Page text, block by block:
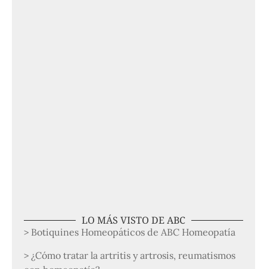
LO MÁS VISTO DE ABC
> Botiquines Homeopáticos de ABC Homeopatía
> ¿Cómo tratar la artritis y artrosis, reumatismos